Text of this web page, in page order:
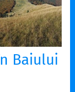
Baiului